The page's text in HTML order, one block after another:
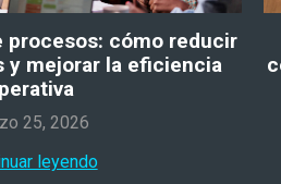
procesos: cómo reducir
y mejorar la eficiencia
25, 2026
leyendo